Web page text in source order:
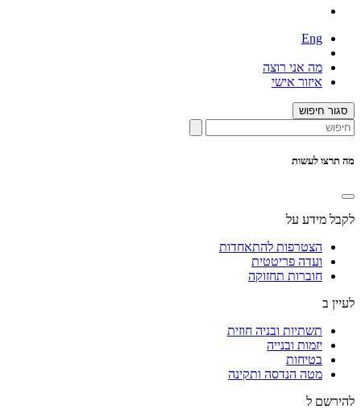
Eng
מה אני רוצה
איזור אישי
סגור חיפוש
מה תרצו לעשות
לקבל מידע על
הצטרפות להתאחדות
ועדה פריטטית
חוברות תחזוקה
לעיין ב
תשתיות ובניה חוזית
יזמות ובנייה
בטיחות
מטה הנדסה ותקינה
להירשם ל